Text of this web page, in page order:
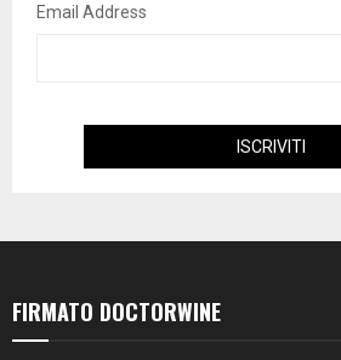
Email Address
FIRMATO DOCTORWINE